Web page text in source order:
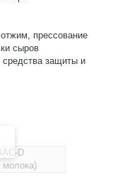
прессование
сыров
защиты и